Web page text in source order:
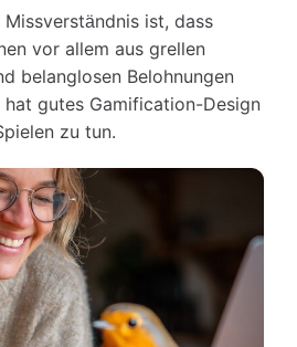
ist, dass
vor allem aus grellen
belanglosen Belohnungen
gutes Gamification-Design
zu tun.